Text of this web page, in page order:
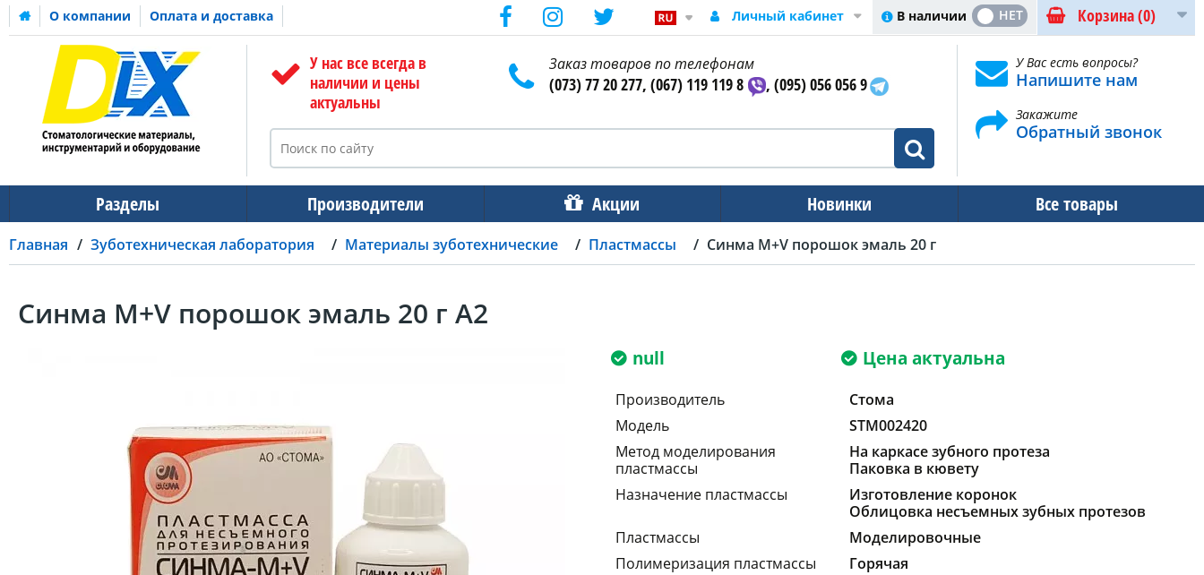
О компании Оплата и доставка Корзина(0)
В наличии
ДА НЕТ
Личный кабинет
У нас все всегда в
наличии и цены
актуальны
Заказ товаров по телефонам
(073) 77 20 277, (067) 119 119 8 , (095) 056 056 9
У Вас есть вопросы?
Напишите нам
Закажите
Обратный звонок
Разделы Производители Акции Новинки Все товары
Главная Зуботехническая лаборатория Материалы зуботехнические Пластмассы Синма М+V порошок эмаль 20 г
Синма М+V порошок эмаль 20 г A2
null Цена актуальна
Производитель
Стома
Модель
STM002420
Метод моделирования
пластмассы
На каркасе зубного протеза
Паковка в кювету
Назначение пластмассы
Изготовление коронок
Облицовка несъемных зубных протезов
Пластмассы
Моделировочные
Полимеризация пластмассы
Горячая